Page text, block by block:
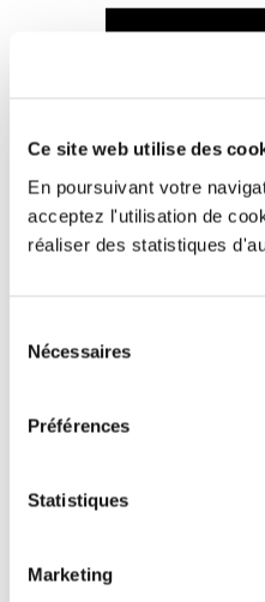
Ce site web utilise des
En poursuivant votre
acceptez l'utilisation de
réaliser des statistiques
Nécessaires
Préférences
Statistiques
Marketing
Viande et
Autonomie
Qualité air,
Evaluation